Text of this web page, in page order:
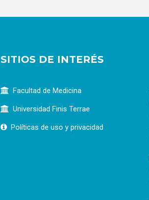
SITIOS DE INTERÉS
Facultad de Medicina
Universidad Finis Terrae
Políticas de uso y privacidad